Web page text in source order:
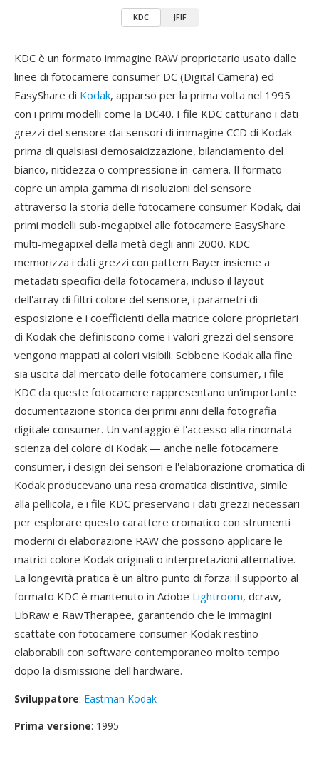
KDC JFIF
KDC è un formato immagine RAW proprietario usato dalle
linee di fotocamere consumer DC (Digital Camera) ed
EasyShare di Kodak, apparso per la prima volta nel 1995
con i primi modelli come la DC40. I file KDC catturano i dati
grezzi del sensore dai sensori di immagine CCD di Kodak
prima di qualsiasi demosaicizzazione, bilanciamento del
bianco, nitidezza o compressione in-camera. Il formato
copre un'ampia gamma di risoluzioni del sensore
attraverso la storia delle fotocamere consumer Kodak, dai
primi modelli sub-megapixel alle fotocamere EasyShare
multi-megapixel della metà degli anni 2000. KDC
memorizza i dati grezzi con pattern Bayer insieme a
metadati specifici della fotocamera, incluso il layout
dell'array di filtri colore del sensore, i parametri di
esposizione e i coefficienti della matrice colore proprietari
di Kodak che definiscono come i valori grezzi del sensore
vengono mappati ai colori visibili. Sebbene Kodak alla fine
sia uscita dal mercato delle fotocamere consumer, i file
KDC da queste fotocamere rappresentano un'importante
documentazione storica dei primi anni della fotografia
digitale consumer. Un vantaggio è l'accesso alla rinomata
scienza del colore di Kodak — anche nelle fotocamere
consumer, i design dei sensori e l'elaborazione cromatica di
Kodak producevano una resa cromatica distintiva, simile
alla pellicola, e i file KDC preservano i dati grezzi necessari
per esplorare questo carattere cromatico con strumenti
moderni di elaborazione RAW che possono applicare le
matrici colore Kodak originali o interpretazioni alternative.
La longevità pratica è un altro punto di forza: il supporto al
formato KDC è mantenuto in Adobe Lightroom, dcraw,
LibRaw e RawTherapee, garantendo che le immagini
scattate con fotocamere consumer Kodak restino
elaborabili con software contemporaneo molto tempo
dopo la dismissione dell'hardware.
Sviluppatore: Eastman Kodak
Prima versione: 1995